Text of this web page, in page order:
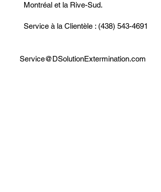
Montréal et la Rive-Sud.
Service à la Clientèle : (438) 543-4691
Service@DSolutionExtermination.com